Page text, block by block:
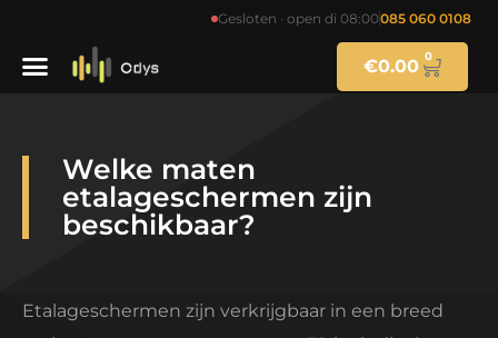
Gesloten · open di 08:00085 060 0108
€0.00 0
Welke maten
etalageschermen zijn
beschikbaar?
Etalageschermen zijn verkrijgbaar in een breed